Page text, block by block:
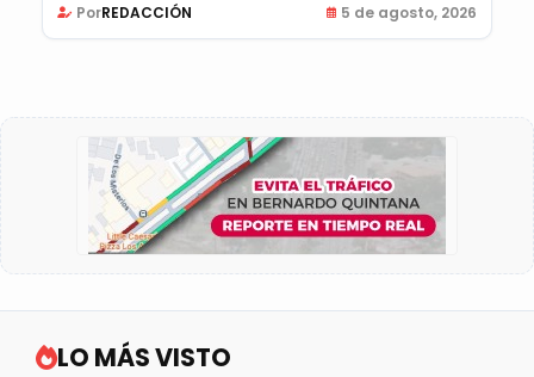
PorREDACCIÓN 5 de agosto, 2026
LO MÁS VISTO